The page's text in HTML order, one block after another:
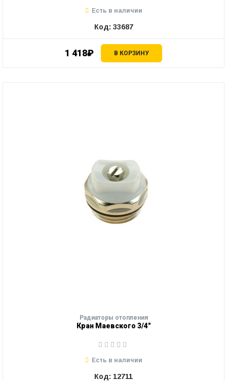
1 418₽ В КОРЗИНУ
Есть в наличии
Код: 33687
Радиаторы отопления
Кран Маевского 3/4"
Есть в наличии
Код: 12711